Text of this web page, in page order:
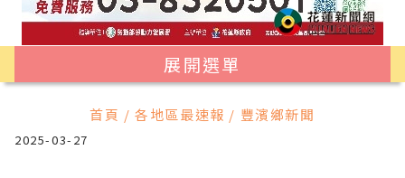
展開選單
首頁 / 各地區最速報 / 豐濱鄉新聞
2025-03-27